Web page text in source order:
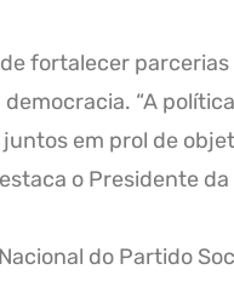
fortalecer
“A
em prol de
o Presidente
do Partido